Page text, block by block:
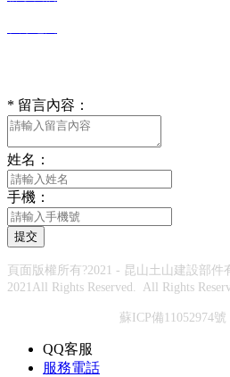
* 留言內容：
姓名：
手機：
提交
頁面版權所有?2021 - 昆山土山建設部
2021All Rights Reserved. All Rights
蘇ICP備11052974號
QQ客服
服務電話